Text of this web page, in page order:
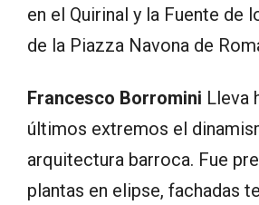
en el Quirinal y la Fuente de
de la Piazza Navona de
Francesco Borromini Lleva
últimos extremos el
arquitectura barroca. Fue
plantas en elipse, fachadas